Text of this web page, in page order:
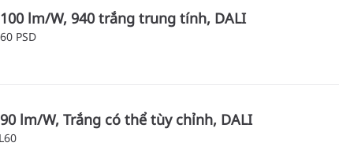
100 lm/W, 940 trắng trung tính, DALI
PSD
90 lm/W, Trắng có thể tùy chỉnh, DALI